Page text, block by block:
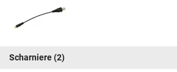
Scharniere(2)